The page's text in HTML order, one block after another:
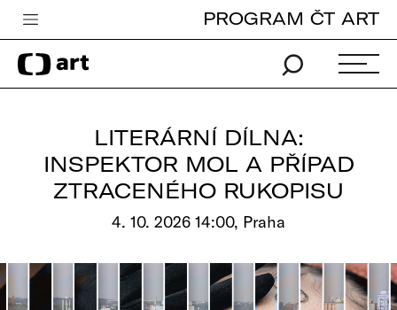
Česká televize
Zpravodajství
iVysílání
TV program
edu
Vše o ČT
PROGRAM ČT ART
LITERÁRNÍ DÍLNA:
INSPEKTOR MOL A PŘÍPAD
ZTRACENÉHO RUKOPISU
4. 10. 2026 14:00, Praha